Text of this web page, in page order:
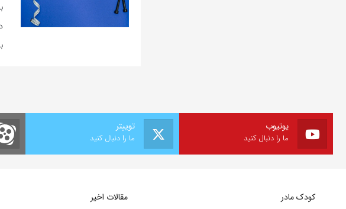
توییتر
ما را دنبال کنید
یوتیوب
ما را دنبال کنید
کودک مادر
مقالات اخیر